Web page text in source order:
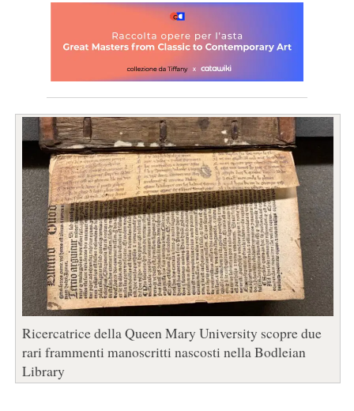
Ricercatrice della Queen Mary University scopre due
rari frammenti manoscritti nascosti nella Bodleian
Library